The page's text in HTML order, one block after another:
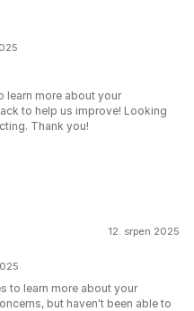
learn more about your
to help us improve! Looking
Thank you!
12. srpen 2025
to learn more about your
but haven't been able to